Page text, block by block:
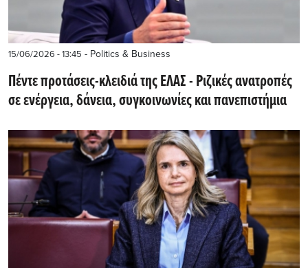
15/06/2026 - 13:45 - Politics & Business
Πέντε προτάσεις-κλειδιά της ΕΛΑΣ - Ριζικές ανατροπές
σε ενέργεια, δάνεια, συγκοινωνίες και πανεπιστήμια